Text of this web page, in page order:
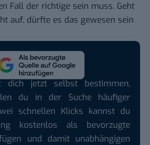
Fall der richtige sein muss. Geht
auf, dürfte es das gewesen sein
dich jetzt selbst bestimmen,
du in der Suche häufiger
schnellen Klicks kannst du
kostenlos als bevorzugte
und damit unabhängigen